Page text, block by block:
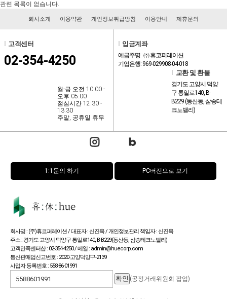
관련 목록이 없습니다.
회사소개 이용약관 개인정보취급방침 이용안내 제휴문의
고객센터
02-354-4250
월-금 오전 10:00 -
오후 05:00
점심시간 12:30 -
13:30
주말, 공휴일 휴무
입금계좌
예금주명 : ㈜ 휴코퍼레이션
기업은행: 969-029908-04-018
교환 및 환불
경기도 고양시 덕양
구 통일로140, B-
B229 (동산동, 삼송테
크노밸리)
1:1문의 하기 PC버전으로 보기
회사명 : (주)휴코퍼레이션 / 대표자 : 신진욱 / 개인정보관리 책임자 : 신진욱
주소 : 경기도 고양시 덕양구 통일로140, B-B229(동산동, 삼송테크노밸리)
고객만족센터샵 : 02-354-4250 / 메일 : admin@huecorp.com
통신판매업신고번호 : 2020-고양덕양구-2139
사업자 등록번호 : 558-86-01991
(공정거래위원회 팝업)